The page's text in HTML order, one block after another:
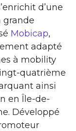
d’une
grande
Mobicap,
adapté
à mobility
quatrième
ainsi
en Île-de-
Développé